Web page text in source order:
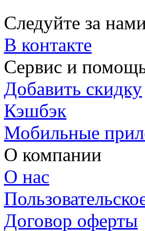
Следуйте за
В контакте
Сервис и
Добавить скидку
Кэшбэк
Мобильные
О компании
О нас
Договор оферты